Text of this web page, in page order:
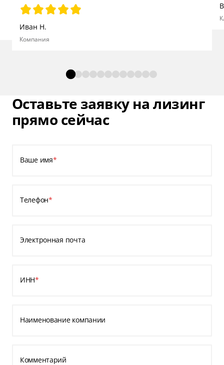
Иван Н.
Компания
Оставьте заявку на лизинг
прямо сейчас
Ваше имя*
Телефон*
Электронная почта
ИНН*
Наименование компании
Комментарий